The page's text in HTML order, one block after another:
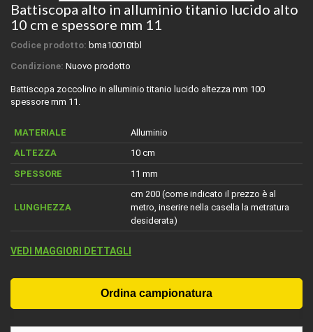
Battiscopa alto in alluminio titanio lucido alto
10 cm e spessore mm 11
Codice prodotto: bma10010tbl
Condizione: Nuovo prodotto
Battiscopa zoccolino in alluminio titanio lucido altezza mm 100
spessore mm 11.
MATERIALE
Alluminio
ALTEZZA
10 cm
SPESSORE
11 mm
LUNGHEZZA
cm 200 (come indicato il prezzo è al
metro, inserire nella casella la metratura
desiderata)
VEDI MAGGIORI DETTAGLI